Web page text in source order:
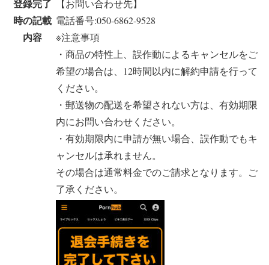
登録完了
時の記載
内容
【お問い合わせ先】
電話番号:050-6862-9528
※注意事項
・商品の特性上、誤作動によるキャンセルをご
希望の場合は、12時間以内に解約申請を行って
ください。
・郵送物の配送を希望されない方は、有効期限
内にお問い合わせください。
・有効期限内に申請が無い場合、誤作動でもキ
ャンセルは承れません。
その場合は通常料金でのご請求となります。ご
了承ください。